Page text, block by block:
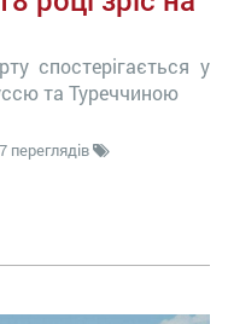
спостерігається у
та Туреччиною
переглядів